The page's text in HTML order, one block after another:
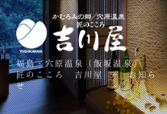
福島・穴原温泉（飯坂温泉）
匠のこころ 吉川屋 - お知ら
せ
! 吉川屋のコロナウ